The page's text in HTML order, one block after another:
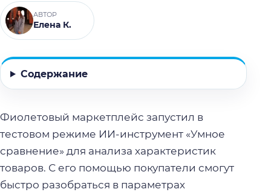
АВТОР
Елена К.
Содержание
Фиолетовый маркетплейс запустил в
тестовом режиме ИИ-инструмент «Умное
сравнение» для анализа характеристик
товаров. С его помощью покупатели смогут
быстро разобраться в параметрах